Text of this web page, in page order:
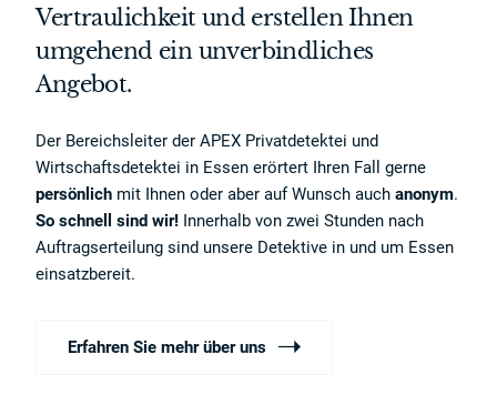
Vertraulichkeit und erstellen Ihnen
umgehend ein unverbindliches
Angebot.
Der Bereichsleiter der APEX Privatdetektei und
Wirtschaftsdetektei in Essen erörtert Ihren Fall gerne
persönlich mit Ihnen oder aber auf Wunsch auchanonym.
So schnell sind wir! Innerhalb von zwei Stunden nach
Auftragserteilung sind unsere Detektive in und um Essen
einsatzbereit.
Erfahren Sie mehr über uns